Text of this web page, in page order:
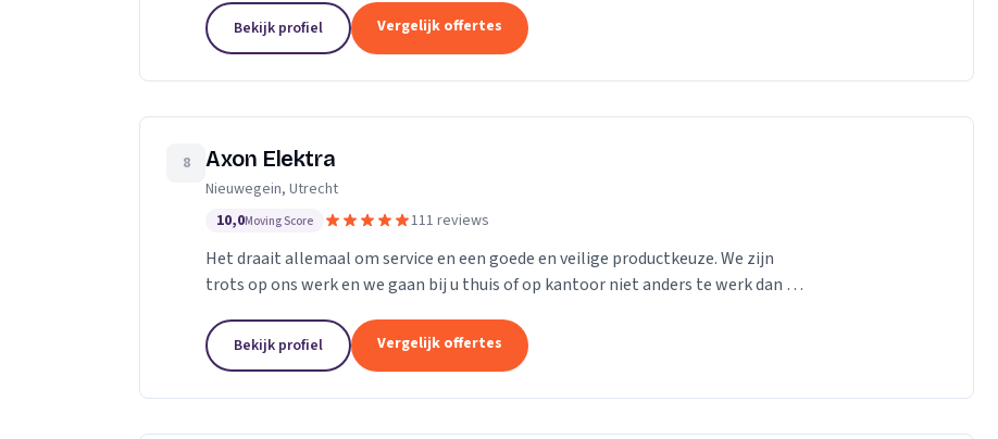
Bekijk profiel Vergelijk offertes
8 Axon Elektra
Nieuwegein, Utrecht
10,0Moving Score 111 reviews
Het draait allemaal om service en een goede en veilige productkeuze. We zijn
trots op ons werk en we gaan bij u thuis of op kantoor niet anders te werk dan bij
Bekijk profiel Vergelijk offertes